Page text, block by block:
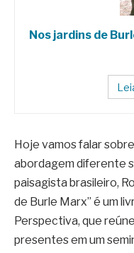
Nos jardins de
Hoje vamos falar
abordagem diferente
paisagista brasileiro,
de Burle Marx” é um
Perspectiva, que
presentes em um